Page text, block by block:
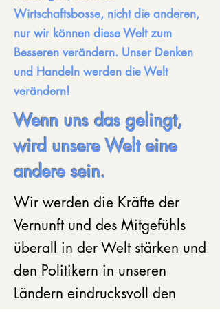
Wirtschaftsbosse, nicht die anderen,
nur wir können diese Welt zum
Besseren verändern. Unser Denken
und Handeln werden die Welt
verändern!
Wenn uns das gelingt,
wird unsere Welt eine
andere sein.
Wir werden die Kräfte der
Vernunft und des Mitgefühls
überall in der Welt stärken und
den Politikern in unseren
Ländern eindrucksvoll den